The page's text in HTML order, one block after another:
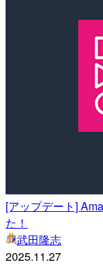
[アップデート]
た！
武田隆志
2025.11.27